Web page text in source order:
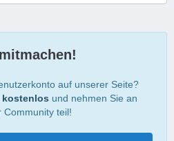
auf unserer Seite?
kostenlos und nehmen Sie an
Community teil!